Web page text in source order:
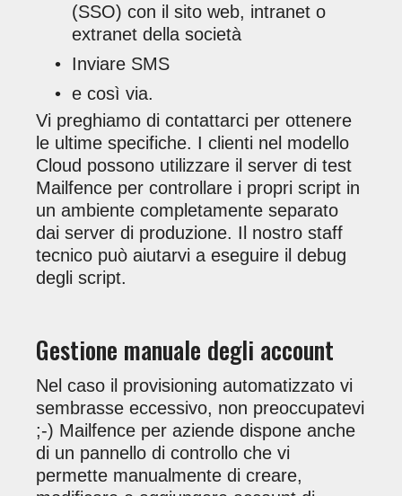
(SSO) con il sito web, intranet o
extranet della società
Inviare SMS
e così via.
Vi preghiamo di contattarci per ottenere
le ultime specifiche. I clienti nel modello
Cloud possono utilizzare il server di test
Mailfence per controllare i propri script in
un ambiente completamente separato
dai server di produzione. Il nostro staff
tecnico può aiutarvi a eseguire il debug
degli script.
Gestione manuale degli account
Nel caso il provisioning automatizzato vi
sembrasse eccessivo, non preoccupatevi
;-) Mailfence per aziende dispone anche
di un pannello di controllo che vi
permette manualmente di creare,